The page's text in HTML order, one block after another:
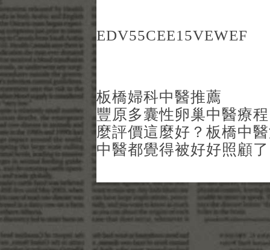
EDV55CEE15VEWEF
板橋婦科中醫推薦
豐原多囊性卵巢中醫療
麼評價這麼好？ 板橋中
中醫都覺得被好好照顧了